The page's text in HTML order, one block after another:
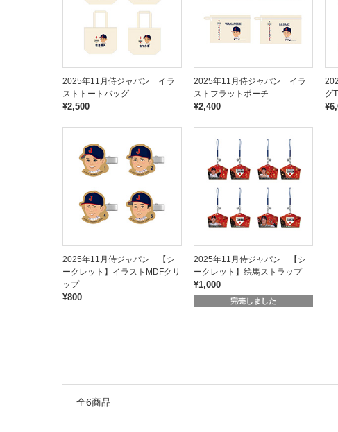
2025年11月侍ジャパン イラ
ストトートバッグ
¥2,500
2025年11月侍ジャパン イラ
ストフラットポーチ
¥2,400
グ
2025年11月侍ジャパン 【シ
ークレット】イラストMDFクリ
ップ
¥800
2025年11月侍ジャパン 【シ
ークレット】絵馬ストラップ
¥1,000
完売しました
全6商品